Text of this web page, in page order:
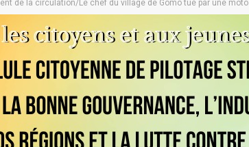
de la circulation/Le chef du village de Gômô tué par une moto